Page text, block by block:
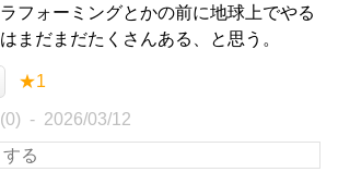
フォーミングとかの前に地球上でやる
まだまだたくさんある、と思う。
★1
2026/03/12